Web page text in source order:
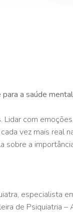
a saúde
Lidar com
vez mais real
sobre a
especialista
de Psiquiatria –